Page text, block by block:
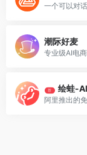
一个可以对
潮际好麦
专业级AI电
荐 绘蛙-